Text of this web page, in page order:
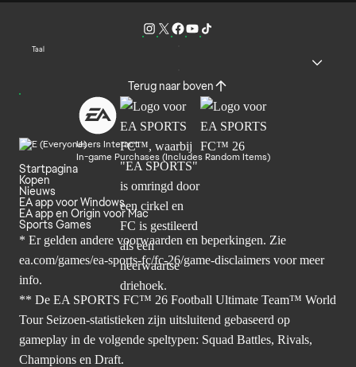
Taal
Terug naar boven
Users Interact
In-game Purchases (Includes Random Items)
Startpagina
Kopen
Nieuws
EA app voor Windows
EA app en Origin voor Mac
Sports Games
* Er gelden andere voorwaarden en beperkingen. Zie
ea.com/games/ea-sports-fc/fc-26/game-disclaimers voor meer
info.
** De EA SPORTS FC™ 26 Football Ultimate Team™ World
Tour Seizoen-statistieken zijn uitsluitend gebaseerd op
gameplay in de volgende speltypen: Squad Battles, Rivals,
Champions en Draft.